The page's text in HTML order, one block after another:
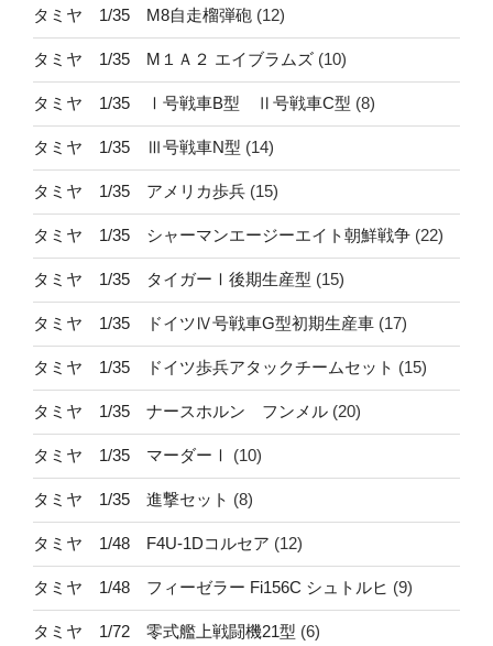
タミヤ 1/35 M8自走榴弾砲 (12)
タミヤ 1/35 M１Ａ２ エイブラムズ (10)
タミヤ 1/35 Ⅰ号戦車B型 Ⅱ号戦車C型 (8)
タミヤ 1/35 Ⅲ号戦車N型 (14)
タミヤ 1/35 アメリカ歩兵 (15)
タミヤ 1/35 シャーマンエージーエイト朝鮮戦争 (22)
タミヤ 1/35 タイガーⅠ後期生産型 (15)
タミヤ 1/35 ドイツⅣ号戦車G型初期生産車 (17)
タミヤ 1/35 ドイツ歩兵アタックチームセット (15)
タミヤ 1/35 ナースホルン フンメル (20)
タミヤ 1/35 マーダーⅠ (10)
タミヤ 1/35 進撃セット (8)
タミヤ 1/48 F4U-1Dコルセア (12)
タミヤ 1/48 フィーゼラー Fi156C シュトルヒ (9)
タミヤ 1/72 零式艦上戦闘機21型 (6)